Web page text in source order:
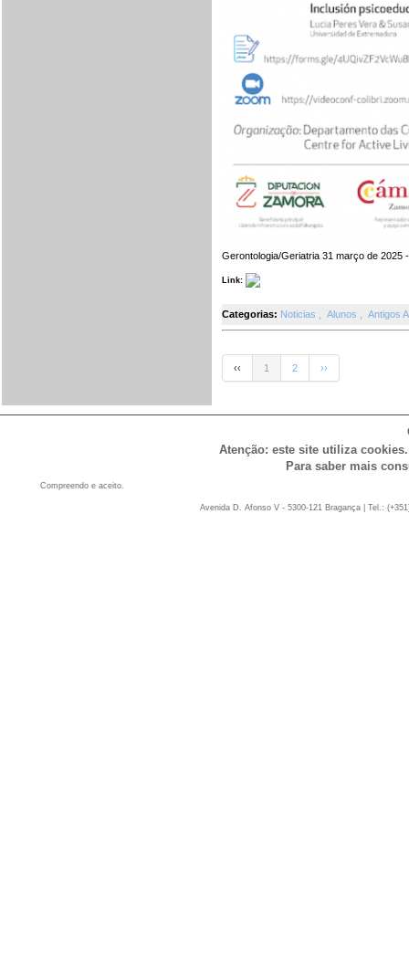
Gerontologia/Geriatria 31 março de 2025
Link:
Categorias: Noticias Alunos Antigos
‹‹ 1 2 ››
Atenção: este site utiliza
Para saber mais
Compreendo e aceito.
Avenida D. Afonso V - 5300-121 Bragança | Tel.: